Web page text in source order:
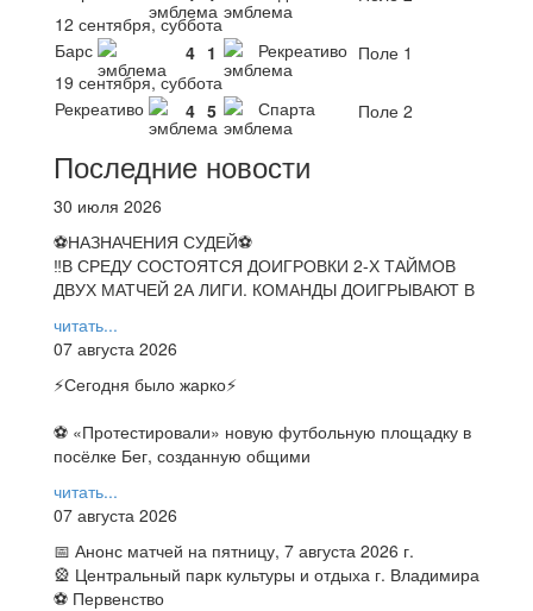
12 сентября, суббота
Барс
4 1 Рекреативо Поле 1
19 сентября, суббота
Рекреативо
4 5 Спарта Поле 2
Последние новости
30 июля 2026
⚽НАЗНАЧЕНИЯ СУДЕЙ⚽
‼В СРЕДУ СОСТОЯТСЯ ДОИГРОВКИ 2-Х ТАЙМОВ
ДВУХ МАТЧЕЙ 2А ЛИГИ. КОМАНДЫ ДОИГРЫВАЮТ В
читать...
07 августа 2026
⚡️Сегодня было жарко⚡️
⚽ ️«Протестировали» новую футбольную площадку в
посёлке Бег, созданную общими
читать...
07 августа 2026
📅 Анонс матчей на пятницу, 7 августа 2026 г.
🎡 Центральный парк культуры и отдыха г. Владимира
⚽ Первенство